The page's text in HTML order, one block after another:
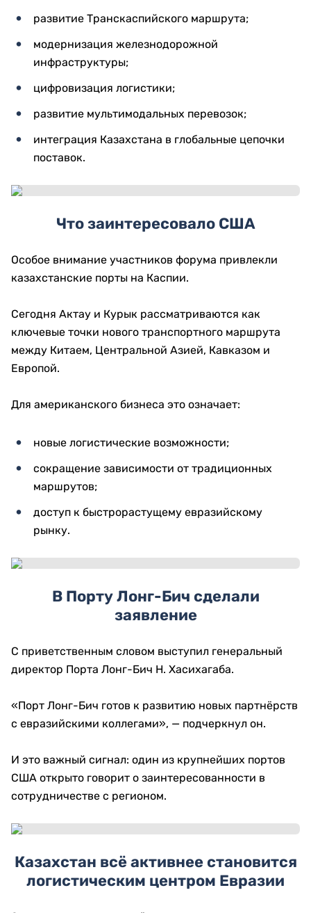
развитие Транскаспийского маршрута;
модернизация железнодорожной
инфраструктуры;
цифровизация логистики;
развитие мультимодальных перевозок;
интеграция Казахстана в глобальные цепочки
поставок.
Что заинтересовало США
Особое внимание участников форума привлекли
казахстанские порты на Каспии.
Сегодня Актау и Курык рассматриваются как
ключевые точки нового транспортного маршрута
между Китаем, Центральной Азией, Кавказом и
Европой.
Для американского бизнеса это означает:
новые логистические возможности;
сокращение зависимости от традиционных
маршрутов;
доступ к быстрорастущему евразийскому
рынку.
В Порту Лонг-Бич сделали
заявление
С приветственным словом выступил генеральный
директор Порта Лонг-Бич Н. Хасихагаба.
«Порт Лонг-Бич готов к развитию новых партнёрств
с евразийскими коллегами», — подчеркнул он.
И это важный сигнал: один из крупнейших портов
США открыто говорит о заинтересованности в
сотрудничестве с регионом.
Казахстан всё активнее становится
логистическим центром Евразии